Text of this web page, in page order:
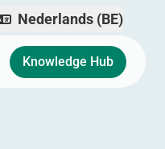
Knowledge Hub
Nederlands (BE)